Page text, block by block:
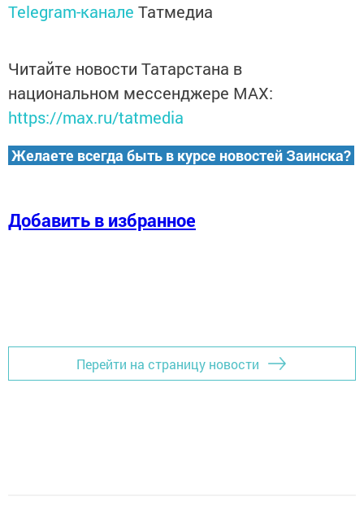
Telegram-канале Татмедиа
Читайте новости Татарстана в
национальном мессенджере MАХ:
https://max.ru/tatmedia
Желаете всегда быть в курсе новостей Заинска?
Добавить в избранное
Перейти на страницу новости